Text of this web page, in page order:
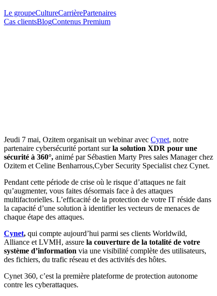
Le groupeCultureCarrièrePartenaires
Cas clientsBlogContenus Premium
Jeudi 7 mai, Ozitem organisait un webinar avec Cynet, notre
partenaire cybersécurité portant surla solution XDR pour une
sécurité à 360°, animé par Sébastien Marty Pres sales Manager chez
Ozitem et Celine Benharrous,Cyber Security Specialist chez Cynet.
Pendant cette période de crise où le risque d’attaques ne fait
qu’augmenter, vous faites désormais face à des attaques
multifactorielles. L’efficacité de la protection de votre IT réside dans
la capacité d’une solution à identifier les vecteurs de menaces de
chaque étape des attaques.
Cynet, qui compte aujourd’hui parmi ses clients Worldwild,
Alliance et LVMH, assure la couverture de la totalité de votre
système d’information via une visibilité complète des utilisateurs,
des fichiers, du trafic réseau et des activités des hôtes.
Cynet 360, c’est la première plateforme de protection autonome
contre les cyberattaques.